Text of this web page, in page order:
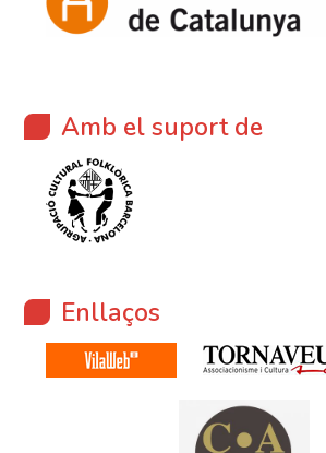
Amb el suport de
Enllaços